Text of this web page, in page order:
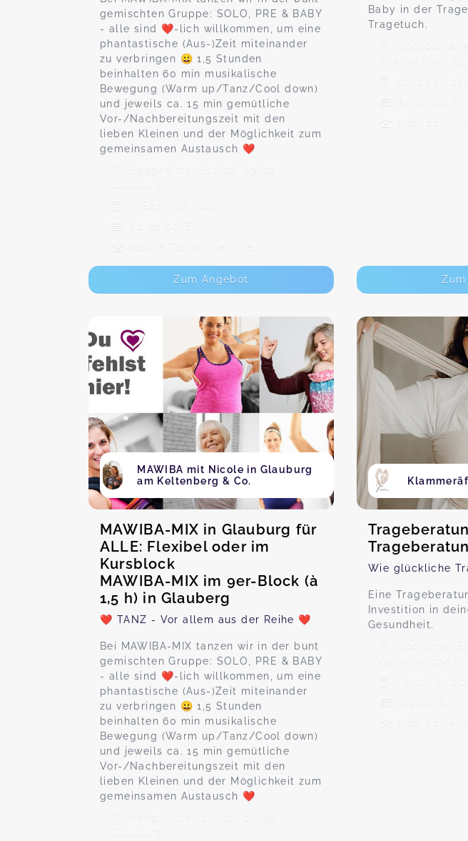
gemischten Gruppe: SOLO, PRE & BABY
- alle sind ❤️-lich willkommen, um eine
phantastische (Aus-)Zeit miteinander
zu verbringen 😀 1,5 Stunden
beinhalten 60 min musikalische
Bewegung (Warm up/Tanz/Cool down)
und jeweils ca. 15 min gemütliche
Vor-/Nachbereitungszeit mit den
lieben Kleinen und der Möglichkeit zum
gemeinsamen Austausch ❤️
Heegheimer Str. 20, 63695
Glauburg
7. Sep - 23. Nov
Ab 20,00 €
Max. 8 TeilnehmerInnen
Zum Angebot
Baby in der
Tragetuch.
Ronsdorfer
Friedenshort
10. Sep - 15.
Ab 14,00 €
Max. 20
MAWIBA mit Nicole in Glauburg
am Keltenberg & Co.
MAWIBA-MIX in Glauburg für
ALLE: Flexibel oder im
Kursblock
MAWIBA-MIX im 9er-Block (à
1,5 h) in Glauberg
❤️ TANZ - Vor allem aus der Reihe ❤️
Bei MAWIBA-MIX tanzen wir in der bunt
gemischten Gruppe: SOLO, PRE & BABY
- alle sind ❤️-lich willkommen, um eine
phantastische (Aus-)Zeit miteinander
zu verbringen 😀 1,5 Stunden
beinhalten 60 min musikalische
Bewegung (Warm up/Tanz/Cool down)
und jeweils ca. 15 min gemütliche
Vor-/Nachbereitungszeit mit den
lieben Kleinen und der Möglichkeit zum
gemeinsamen Austausch ❤️
Heegheimer Str. 20, 63695
Glauburg
Wie glückliche
Eine
Investition in
Gesundheit.
Bochumer
Gelsenkirchen
Termine
149,00 €
Max. 10